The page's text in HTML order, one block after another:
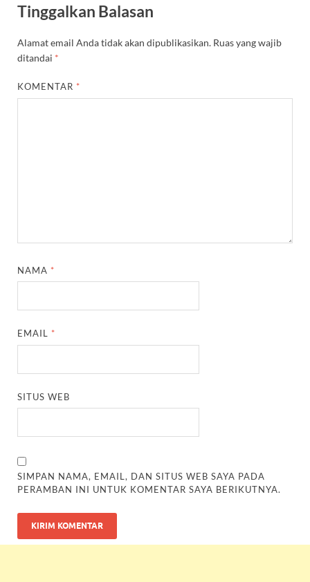
Tinggalkan Balasan
Alamat email Anda tidak akan dipublikasikan. Ruas yang wajib
ditandai *
KOMENTAR *
NAMA *
EMAIL *
SITUS WEB
SIMPAN NAMA, EMAIL, DAN SITUS WEB SAYA PADA
PERAMBAN INI UNTUK KOMENTAR SAYA BERIKUTNYA.